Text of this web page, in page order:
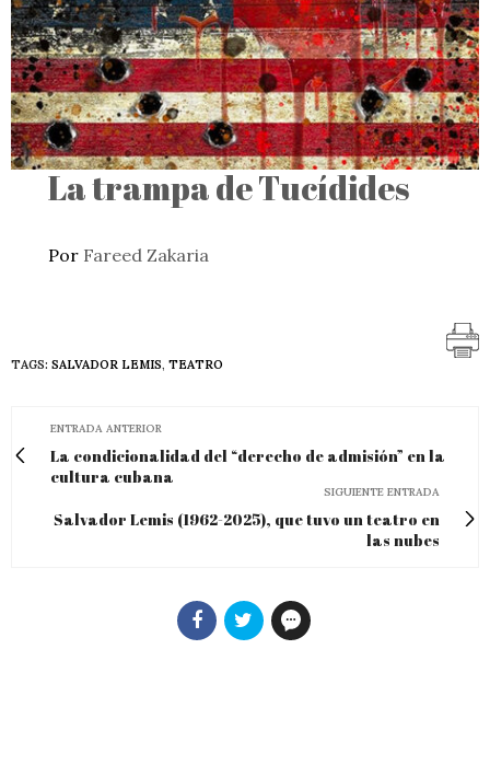
La trampa de Tucídides
Por Fareed Zakaria
TAGS: SALVADOR LEMIS, TEATRO
ENTRADA ANTERIOR
La condicionalidad del “derecho de admisión” en la
cultura cubana
SIGUIENTE ENTRADA
Salvador Lemis (1962-2025), que tuvo un teatro en
las nubes